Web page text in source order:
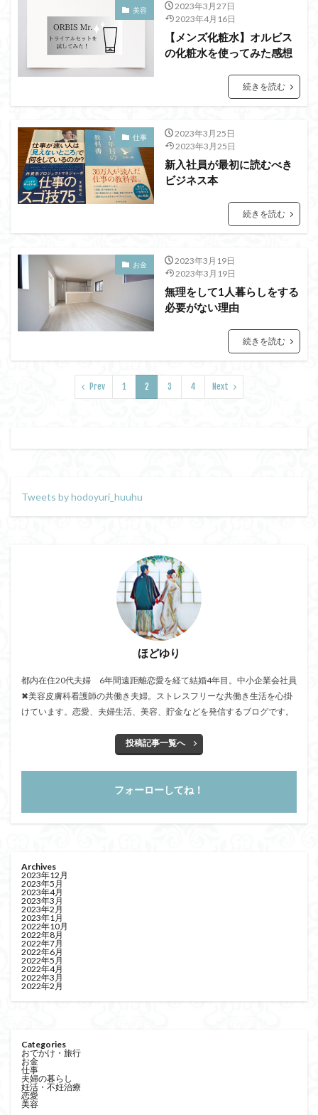
美容
2023年3月27日
2023年4月16日
【メンズ化粧水】オルビス
の化粧水を使ってみた感想
続きを読む
仕事
2023年3月25日
2023年3月25日
新入社員が最初に読むべき
ビジネス本
続きを読む
お金
2023年3月19日
2023年3月19日
無理をして1人暮らしをする
必要がない理由
続きを読む
Prev 1 2 3 4 Next
Tweets by hodoyuri_huuhu
ほどゆり
都内在住20代夫婦 6年間遠距離恋愛を経て結婚4年目。中小企業会社員
✖美容皮膚科看護師の共働き夫婦。ストレスフリーな共働き生活を心掛
けています。恋愛、夫婦生活、美容、貯金などを発信するブログです。
投稿記事一覧へ
フォーローしてね！
Archives
2023年12月
2023年5月
2023年4月
2023年3月
2023年2月
2023年1月
2022年10月
2022年8月
2022年7月
2022年6月
2022年5月
2022年4月
2022年3月
2022年2月
Categories
おでかけ・旅行
お金
仕事
夫婦の暮らし
妊活・不妊治療
恋愛
美容